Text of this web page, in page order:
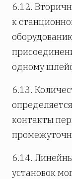
6.12.
к
одному
6.13.
контакты
6.14.
установок